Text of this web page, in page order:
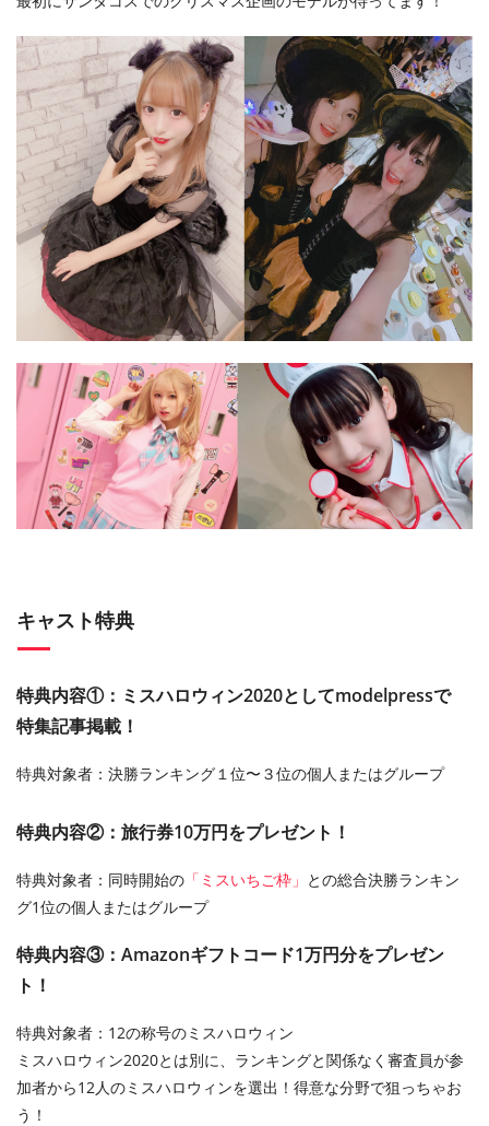
キャスト特典
特典内容①：ミスハロウィン2020としてmodelpressで
特集記事掲載！
特典対象者：決勝ランキング１位〜３位の個人またはグループ
特典内容②：旅行券10万円をプレゼント！
特典対象者：同時開始の 「ミスいちご枠」 との総合決勝ランキン
グ1位の個人またはグループ
特典内容③：Amazonギフトコード1万円分をプレゼン
ト！
特典対象者：12の称号のミスハロウィン
ミスハロウィン2020とは別に、ランキングと関係なく審査員が参
加者から12人のミスハロウィンを選出！得意な分野で狙っちゃお
う！